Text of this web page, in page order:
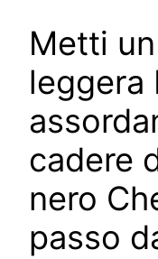
Metti
leggera
cadere
nero
passo